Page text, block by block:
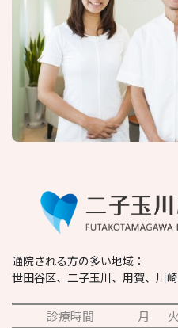
通院される方の多い地域：
世田谷区、二子玉川、用賀、川
診療時間 月 火